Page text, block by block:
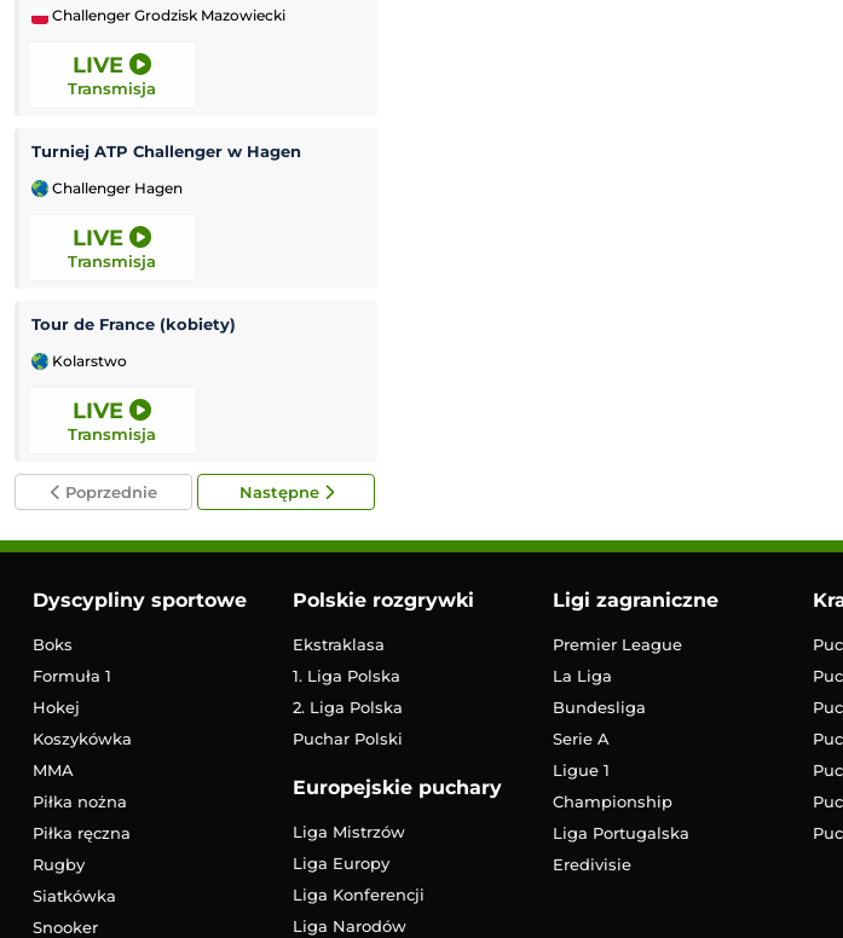
Challenger Grodzisk Mazowiecki
LIVE
Transmisja
Turniej ATP Challenger w Hagen
Challenger Hagen
LIVE
Transmisja
Tour de France (kobiety)
Kolarstwo
LIVE
Transmisja
Poprzednie Następne
Dyscypliny sportowe
Boks
Formuła 1
Hokej
Koszykówka
MMA
Piłka nożna
Piłka ręczna
Rugby
Siatkówka
Snooker
Polskie rozgrywki
Ekstraklasa
1. Liga Polska
2. Liga Polska
Puchar Polski
Europejskie puchary
Liga Mistrzów
Liga Europy
Liga Konferencji
Liga Narodów
Ligi zagraniczne
Premier League
La Liga
Bundesliga
Serie A
Ligue 1
Championship
Liga Portugalska
Eredivisie